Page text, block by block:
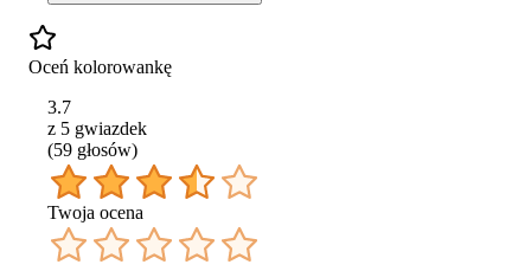
Oceń kolorowankę
3.7
z 5 gwiazdek
(59 głosów)
Twoja ocena